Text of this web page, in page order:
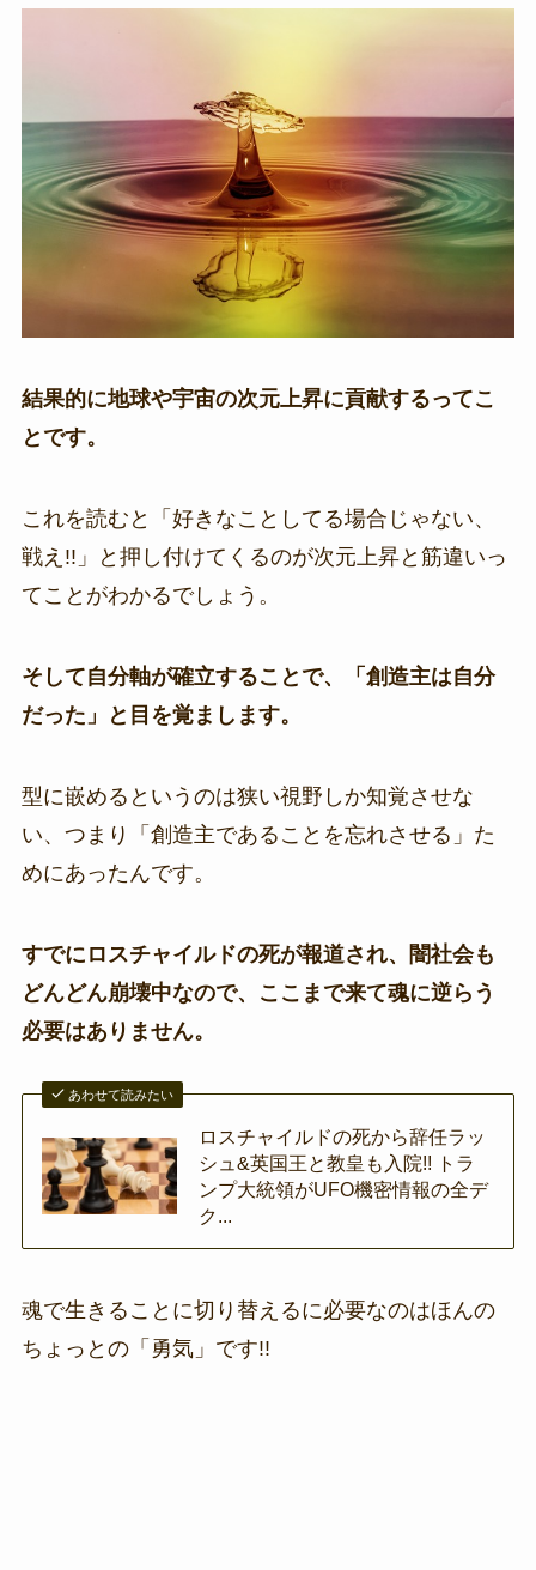
結果的に地球や宇宙の次元上昇に貢献するってこ
とです。
これを読むと「好きなことしてる場合じゃない、
戦え!!」と押し付けてくるのが次元上昇と筋違いっ
てことがわかるでしょう。
そして自分軸が確立することで、「創造主は自分
だった」と目を覚まします。
型に嵌めるというのは狭い視野しか知覚させな
い、つまり「創造主であることを忘れさせる」た
めにあったんです。
すでにロスチャイルドの死が報道され、闇社会も
どんどん崩壊中なので、ここまで来て魂に逆らう
必要はありません。
あわせて読みたい
ロスチャイルドの死から辞任ラッ
シュ&英国王と教皇も入院!! トラ
ンプ大統領がUFO機密情報の全デ
ク...
魂で生きることに切り替えるに必要なのはほんの
ちょっとの「勇気」です!!